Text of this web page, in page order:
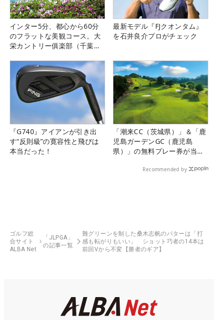
インター5分、都心から60分
のフラットな美観コース。大
栄カントリー俱楽部（千葉
最新モデル『FJクオンタム』
を石井良介プロがチェック
『G740』アイアンが引き出
す“反則級”の寛容性と飛びは
本当だった！
「潮来CC（茨城県）」＆「鹿
児島ガーデンGC（鹿児島
県）」の無料プレー券が当た
Recommended by
ゴルフ総
合サイト
ALBA Net
「JLPGA」
の記事一覧
難グリーンを制した桑木志帆のパターは「打
感も転がりもいい」 ショット巧者の14本は
前回Vから不変【勝者のギア】